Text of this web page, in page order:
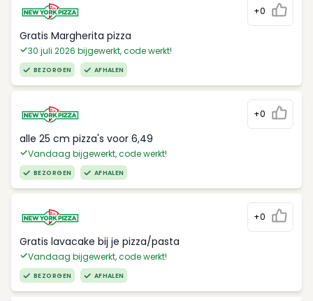
+0
Gratis Margherita pizza
30 juli 2026 bijgewerkt, code werkt!
BEZORGEN AFHALEN
+0
alle 25 cm pizza's voor 6,49
Vandaag bijgewerkt, code werkt!
BEZORGEN AFHALEN
+0
Gratis lavacake bij je pizza/pasta
Vandaag bijgewerkt, code werkt!
BEZORGEN AFHALEN